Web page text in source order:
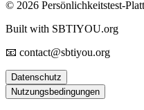
© 2026 Persönlichkeitstest-
Built with SBTIYOU.org
📧 contact@sbtiyou.org
Datenschutz
Nutzungsbedingungen